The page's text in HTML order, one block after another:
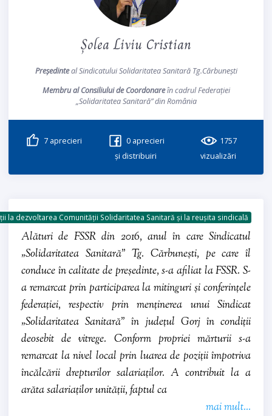
Șolea Liviu Cristian
Președinteal Sindicatului Solidaritatea Sanitară Tg.Cărbunești
Membru al Consiliului de Coordonareîn cadrul Federației
„Solidaritatea Sanitară” din România
7 aprecieri 0 aprecieri
și distribuiri
1757
vizualizări
la dezvoltarea Comunității Solidaritatea Sanitară și la reușita sindicală
Alături de FSSR din 2016, anul în care Sindicatul
„Solidaritatea Sanitară” Tg. Cărbunești, pe care îl
conduce în calitate de președinte, s-a afiliat la FSSR. S-
a remarcat prin participarea la mitinguri și conferințele
federației, respectiv prin menținerea unui Sindicat
„Solidaritatea Sanitară” în județul Gorj în condiții
deosebit de vitrege. Conform propriei mărturii s-a
remarcat la nivel local prin luarea de poziții împotriva
încălcării drepturilor salariaților. A contribuit la a
arăta salariaților unității, faptul ca
mai mult...